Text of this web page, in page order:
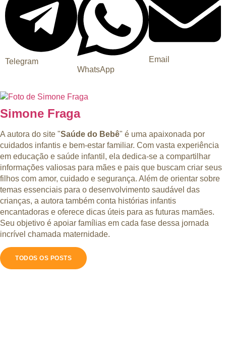
Telegram
WhatsApp
Email
Simone Fraga
A autora do site "Saúde do Bebê" é uma apaixonada por
cuidados infantis e bem-estar familiar. Com vasta experiência
em educação e saúde infantil, ela dedica-se a compartilhar
informações valiosas para mães e pais que buscam criar seus
filhos com amor, cuidado e segurança. Além de orientar sobre
temas essenciais para o desenvolvimento saudável das
crianças, a autora também conta histórias infantis
encantadoras e oferece dicas úteis para as futuras mamães.
Seu objetivo é apoiar famílias em cada fase dessa jornada
incrível chamada maternidade.
TODOS OS POSTS